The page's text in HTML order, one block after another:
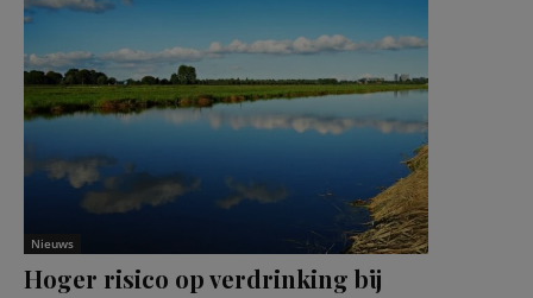
Nieuws
Hoger risico op verdrinking bij